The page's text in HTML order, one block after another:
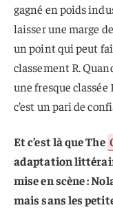
gagné en poids
laisser une marge
un point qui peut
classement R.
une fresque classée
c’est un pari de
Et c’est là que The
adaptation
mise en scène :
mais sans les